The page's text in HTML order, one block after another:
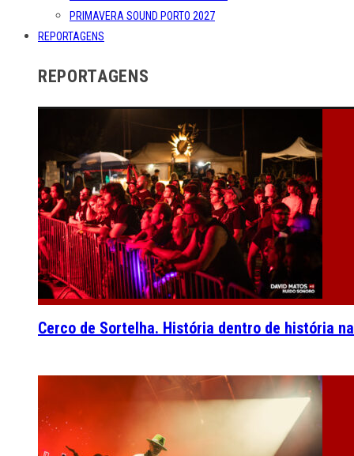
PRIMAVERA SOUND PORTO 2027
REPORTAGENS
REPORTAGENS
Cerco de Sortelha. História dentro de história